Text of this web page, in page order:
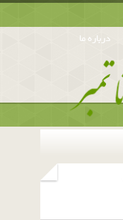
درباره ما